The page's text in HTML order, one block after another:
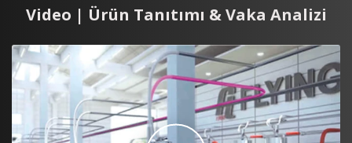
Video | Ürün Tanıtımı & Vaka Analizi